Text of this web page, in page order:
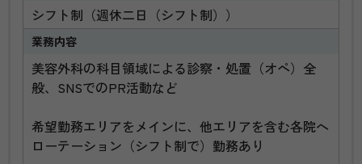
シフト制（週休二日（シフト制））
業務内容
美容外科の科目領域による診察・処置（オペ）全
般、SNSでのPR活動など
希望勤務エリアをメインに、他エリアを含む各院へ
ローテーション（シフト制で）勤務あり